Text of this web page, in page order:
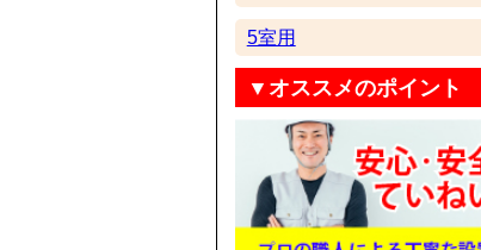
5室用
▼オススメのポイント